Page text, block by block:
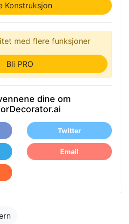
Konstruksjon
med flere funksjoner
Bli PRO
dine om
Twitter
Email